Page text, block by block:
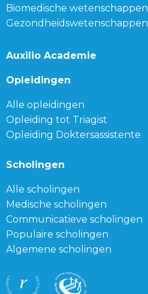
Biomedische wetenschappen
Gezondheidswetenschappen
Auxilio Academie
Opleidingen
Alle opleidingen
Opleiding tot Triagist
Opleiding Doktersassistente
Scholingen
Alle scholingen
Medische scholingen
Communicatieve scholingen
Populaire scholingen
Algemene scholingen